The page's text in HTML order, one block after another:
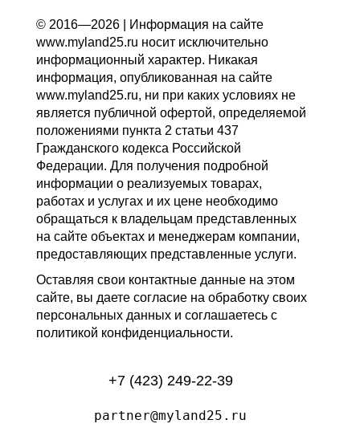
© 2016—2026 | Информация на сайте
www.myland25.ru носит исключительно
информационный характер. Никакая
информация, опубликованная на сайте
www.myland25.ru, ни при каких условиях не
является публичной офертой, определяемой
положениями пункта 2 статьи 437
Гражданского кодекса Российской
Федерации. Для получения подробной
информации о реализуемых товарах,
работах и услугах и их цене необходимо
обращаться к владельцам представленных
на сайте объектах и менеджерам компании,
предоставляющих представленные услуги.
Оставляя свои контактные данные на этом
сайте, вы даете согласие на обработку своих
персональных данных и соглашаетесь с
политикой конфиденциальности.
+7 (423) 249-22-39
partner@myland25.ru